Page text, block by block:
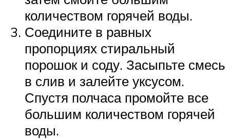
количеством горячей воды.
Соедините в равных
пропорциях стиральный
порошок и соду. Засыпьте смесь
в слив и залейте уксусом.
Спустя полчаса промойте все
большим количеством горячей
воды.